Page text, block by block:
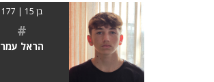
בן 15 | 177
#
הראל עמר